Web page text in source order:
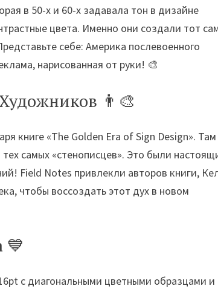
в 50-х и 60-х задавала тон в дизайне
цвета. Именно они создали тот
себе: Америка послевоенного
нарисованная от руки! 🎨
👨‍🎨
книге «The Golden Era of Sign Design». Там
самых «стенописцев». Это были
Field Notes привлекли авторов книги,
чтобы воссоздать этот дух в новом
💙
с диагональными цветными образцами и